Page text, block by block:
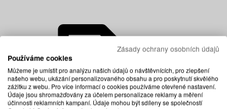
Zásady ochrany osobních údajů
Používáme cookies
Můžeme je umístit pro analýzu našich údajů o návštěvnících, pro zlepšení
našeho webu, ukázání personalizovaného obsahu a pro poskytnutí skvělého
zážitku z webu. Pro více informací o cookies používáme otevřené nastavení.
Údaje jsou shromažďovány za účelem personalizace reklamy a měření
účinnosti reklamních kampaní. Údaje mohou být sdíleny se společností